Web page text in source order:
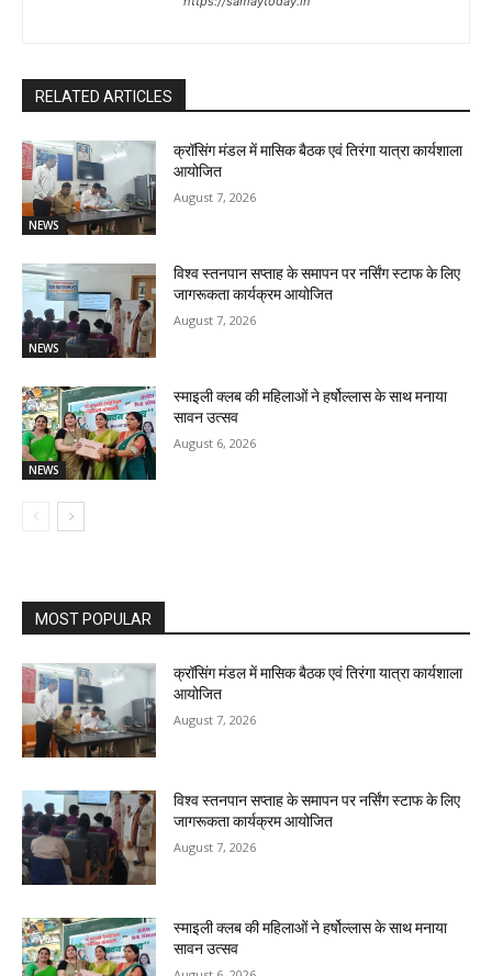
RELATED ARTICLES
NEWS
क्रॉसिंग मंडल में मासिक बैठक एवं तिरंगा यात्रा कार्यशाला
आयोजित
August 7, 2026
NEWS
विश्व स्तनपान सप्ताह के समापन पर नर्सिंग स्टाफ के लिए
जागरूकता कार्यक्रम आयोजित
August 7, 2026
NEWS
स्माइली क्लब की महिलाओं ने हर्षोल्लास के साथ मनाया
सावन उत्सव
August 6, 2026
MOST POPULAR
क्रॉसिंग मंडल में मासिक बैठक एवं तिरंगा यात्रा कार्यशाला
आयोजित
August 7, 2026
विश्व स्तनपान सप्ताह के समापन पर नर्सिंग स्टाफ के लिए
जागरूकता कार्यक्रम आयोजित
August 7, 2026
स्माइली क्लब की महिलाओं ने हर्षोल्लास के साथ मनाया
सावन उत्सव